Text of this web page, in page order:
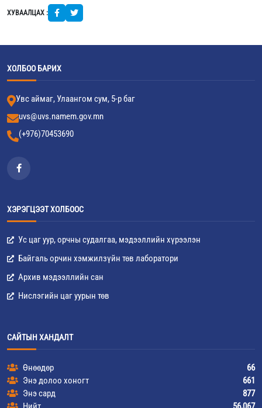
ХУВААЛЦАХ :
ХОЛБОО БАРИХ
Увс аймаг, Улаангом сум, 5-р баг
uvs@uvs.namem.gov.mn
(+976)70453690
ХЭРЭГЦЭЭТ ХОЛБООС
Ус цаг уур, орчны судалгаа, мэдээллийн хүрээлэн
Байгаль орчин хэмжилзүйн төв лаборатори
Архив мэдээллийн сан
Нислэгийн цаг уурын төв
САЙТЫН ХАНДАЛТ
Өнөөдөр
66
Энэ долоо хоногт
661
Энэ сард
877